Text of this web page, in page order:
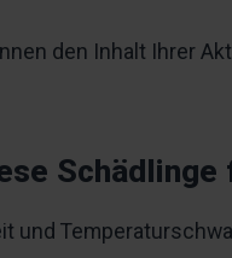
den Inhalt Ihrer
und